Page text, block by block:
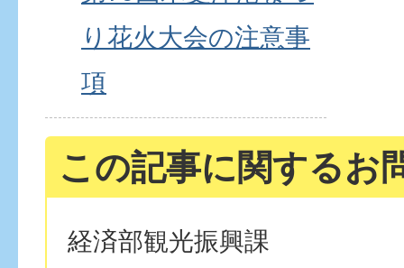
り花火大会の注意事
項
この記事に関するお
経済部観光振興課